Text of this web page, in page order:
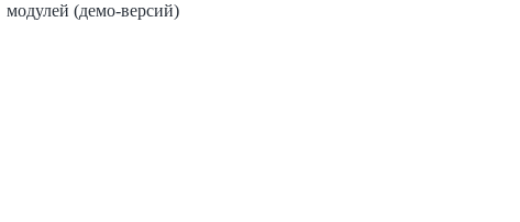
модулей (демо-версий)